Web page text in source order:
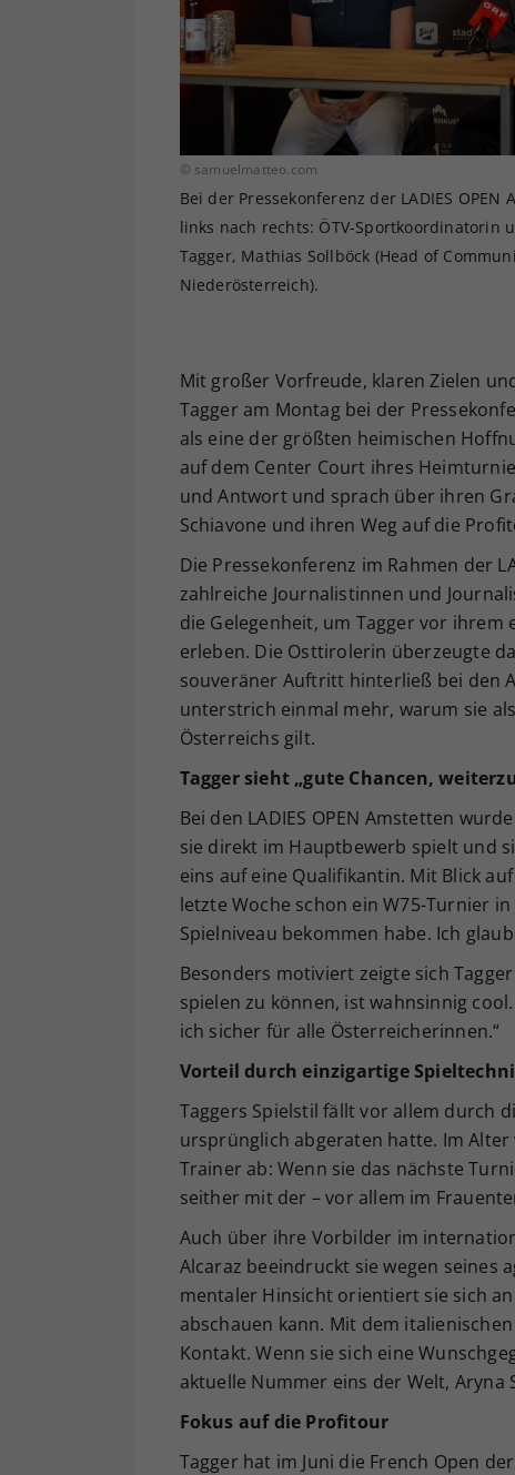
© samuelmatteo.com
Bei der Pressekonferenz der LADIES
links nach rechts: ÖTV-Sportkoordinatorin
Tagger, Mathias Sollböck (Head of
Niederösterreich).
Mit großer Vorfreude, klaren Zielen
Tagger am Montag bei der
als eine der größten heimischen
auf dem Center Court ihres
und Antwort und sprach über ihren
Schiavone und ihren Weg auf die
Die Pressekonferenz im Rahmen der
zahlreiche Journalistinnen und
die Gelegenheit, um Tagger vor
erleben. Die Osttirolerin überzeugte
souveräner Auftritt hinterließ bei den
unterstrich einmal mehr, warum sie
Österreichs gilt.
Tagger sieht „gute Chancen,
Bei den LADIES OPEN Amstetten
sie direkt im Hauptbewerb spielt und
eins auf eine Qualifikantin. Mit Blick
letzte Woche schon ein W75-Turnier
Spielniveau bekommen habe. Ich
Besonders motiviert zeigte sich
spielen zu können, ist wahnsinnig
ich sicher für alle Österreicherinnen.“
Vorteil durch einzigartige
Taggers Spielstil fällt vor allem durch
ursprünglich abgeraten hatte. Im
Trainer ab: Wenn sie das nächste
seither mit der – vor allem im
Auch über ihre Vorbilder im
Alcaraz beeindruckt sie wegen seines
mentaler Hinsicht orientiert sie sich an
abschauen kann. Mit dem
Kontakt. Wenn sie sich eine
aktuelle Nummer eins der Welt, Aryna
Fokus auf die Profitour
Tagger hat im Juni die French Open